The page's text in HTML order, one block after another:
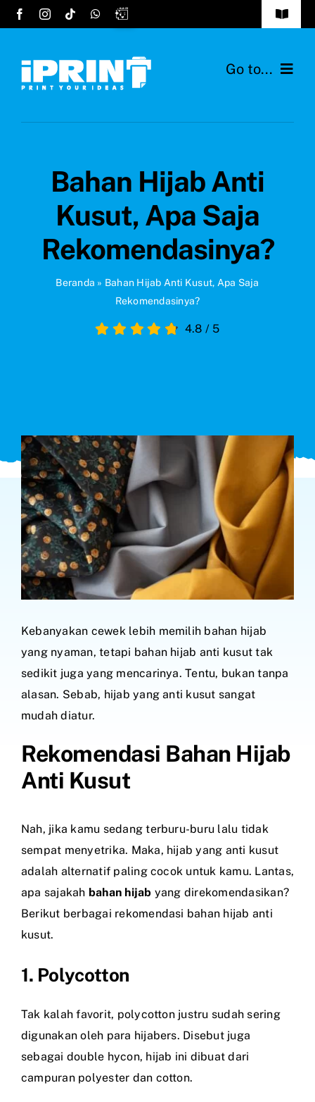
Skip
to
Toggle
FAQs
Cara Order
Go to...
Desain Hijab
Bahan Hijab Anti
Kusut, Apa Saja
Rekomendasinya?
Beranda » Bahan Hijab Anti Kusut, Apa Saja
Rekomendasinya?
4.8 / 5
Kebanyakan cewek lebih memilih bahan hijab
yang nyaman, tetapi bahan hijab anti kusut tak
sedikit juga yang mencarinya. Tentu, bukan tanpa
alasan. Sebab, hijab yang anti kusut sangat
mudah diatur.
Rekomendasi Bahan Hijab
Anti Kusut
Nah, jika kamu sedang terburu-buru lalu tidak
sempat menyetrika. Maka, hijab yang anti kusut
adalah alternatif paling cocok untuk kamu. Lantas,
apa sajakah bahan hijab yang direkomendasikan?
Berikut berbagai rekomendasi bahan hijab anti
kusut.
1. Polycotton
Tak kalah favorit, polycotton justru sudah sering
digunakan oleh para hijabers. Disebut juga
sebagai double hycon, hijab ini dibuat dari
campuran polyester dan cotton.